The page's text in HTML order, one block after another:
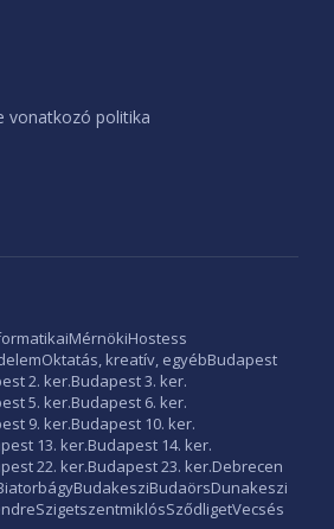
vonatkozó politika
MérnökiHostess
Oktatás, kreatív, egyébBudapest
2. ker.Budapest 3. ker.
5. ker.Budapest 6. ker.
9. ker.Budapest 10. ker.
13. ker.Budapest 14. ker.
22. ker.Budapest 23. ker.Debrecen
BudakesziBudaörsDunakeszi
SzigetszentmiklósSződligetVecsés